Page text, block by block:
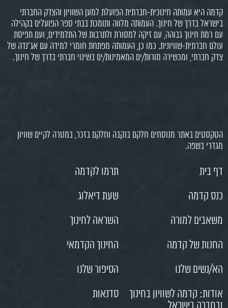
קדמה היא עמותה חינוכית-חברתית הפועלת למען השוויון והצדק החברתי
בישראל בדרך של חינוך. העמותה מלווה ותומכת בבתי ספר הפועלים בקהילה
עם רמת חינוך גבוהה, עם זיקה למסורת ולתרבות של התלמידים, ועם תפיסת
עולם חברתית-שוויונית. כמו כן, העמותה מפתחת חומרי למידה עם אג'נדה של
צדק חברתי, ומכשירה מורות/ים המאמינות/ים בשינוי חברתי בדרך של חינוך.
הטקסטים באתר מנוסחים חלקם בנקבה וחלקם בזכר, במטרה לקיים שוויון
מגדרי בשפה.
דף בית
תרמו לקדמה
כנס קדמה
שעת דיאלוג
משאבים למורה
השראה לחינוך
החנות של קדמה
החינוך הקדמאי
הא/נשים שלנו
הסיפור שלנו
אודות: קדמה לשוויון בחינוך
סדנאות